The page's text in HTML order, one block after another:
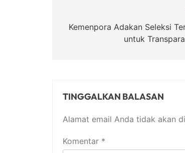
pos
Kemenpora Adakan Seleksi
untuk
TINGGALKAN BALASAN
Alamat email Anda tidak akan
Komentar *